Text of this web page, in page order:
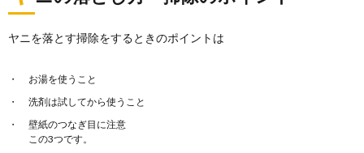
きるものできないもの
ヤニを落とす掃除をするときのポイントは
お湯を使うこと
洗剤は試してから使うこと
壁紙のつなぎ目に注意
この3つです。